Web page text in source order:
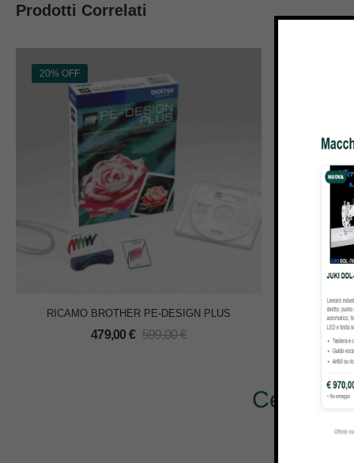
Prodotti Correlati
20% OFF
RICAMO BROTHER PE-DESIGN PLUS
479,00 € 599,00€
Cerchi